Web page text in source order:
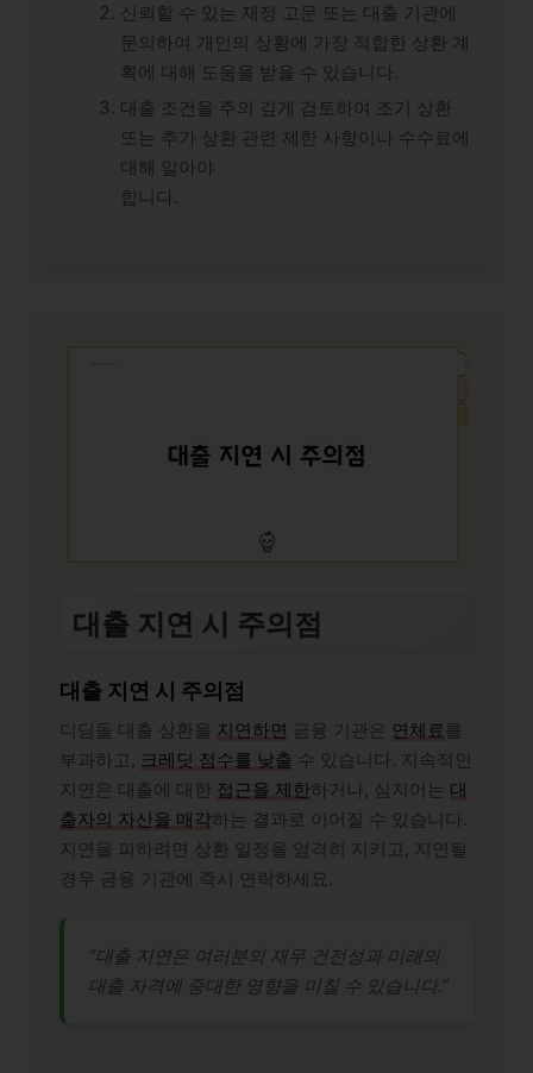
신뢰할 수 있는 재정 고문 또는 대출 기관에
문의하여 개인의 상황에 가장 적합한 상환 계
획에 대해 도움을 받을 수 있습니다.
대출 조건을 주의 깊게 검토하여 조기 상환
또는 추가 상환 관련 제한 사항이나 수수료에
대해 알아야
합니다.
대출 지연 시 주의점
대출 지연 시 주의점
디딤돌 대출 상환을 지연하면 금융 기관은 연체료 를
부과하고,
크레딧 점수를 낮출 수 있습니다. 지속적인
지연은 대출에 대한 접근을 제한하거나, 심지어는 대
출자의 자산을 매각하는 결과로 이어질 수 있습니다.
지연을 피하려면 상환 일정을 엄격히 지키고, 지연될
경우 금융 기관에 즉시 연락하세요.
“대출 지연은 여러분의 재무 건전성과 미래의
대출 자격에 중대한 영향을 미칠 수 있습니다.”